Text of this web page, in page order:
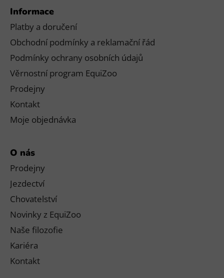
Informace
Platby a doručení
Obchodní podmínky a reklamační řád
Podmínky ochrany osobních údajů
Věrnostní program EquiZoo
Prodejny
Kontakt
Moje objednávka
O nás
Prodejny
Jezdectví
Chovatelství
Novinky z EquiZoo
Naše filozofie
Kariéra
Kontakt